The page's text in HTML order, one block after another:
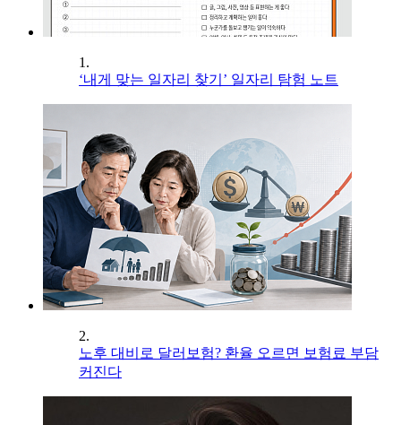
1.
‘내게 맞는 일자리 찾기’ 일자리 탐험 노트
2.
노후 대비로 달러보험? 환율 오르면 보험료 부담
커진다